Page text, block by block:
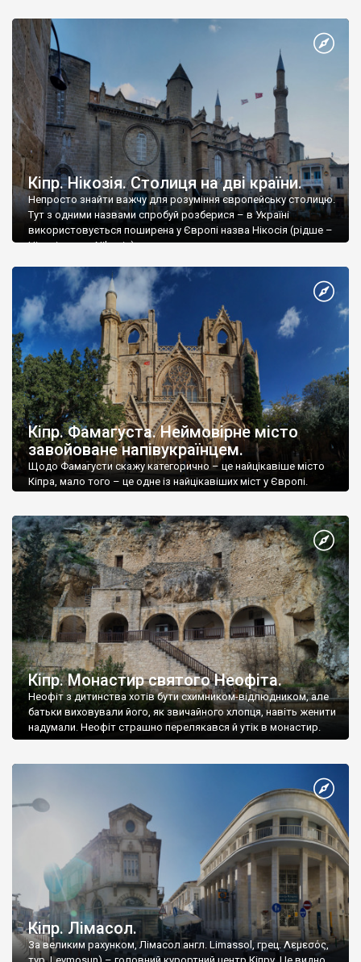
Кіпр. Нікозія. Столиця на дві країни.
Непросто знайти важчу для розуміння європейську столицю.
Тут з одними назвами спробуй розберися – в Україні
використовується поширена у Європі назва Нікосія (рідше –
Нікозія, англ. Nikosia).
Кіпр. Фамагуста. Неймовірне місто
завойоване напівукраїнцем.
Щодо Фамагусти скажу категорично – це найцікавіше місто
Кіпра, мало того – це одне із найцікавіших міст у Європі.
Кіпр. Монастир святого Неофіта.
Неофіт з дитинства хотів бути схимником-відлюдником, але
батьки виховували його, як звичайного хлопця, навіть женити
надумали. Неофіт страшно перелякався й утік в монастир.
Кіпр. Лімасол.
За великим рахунком, Лімасол англ. Limassol, грец. Λεμεσός,